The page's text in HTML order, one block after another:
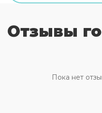
в уютной атмосфере
территории работает
пресса. Сотрудники
на английском. В
Отзывы
Пока нет